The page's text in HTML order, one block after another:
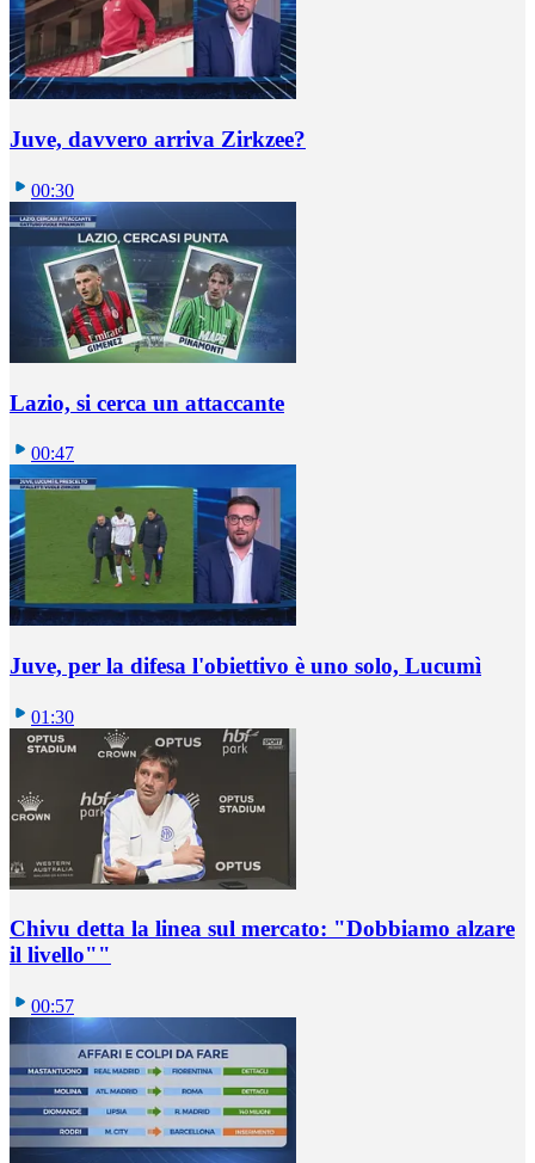
Juve, davvero arriva Zirkzee?
00:30
Lazio, si cerca un attaccante
00:47
Juve, per la difesa l'obiettivo è uno solo, Lucumì
01:30
Chivu detta la linea sul mercato: "Dobbiamo alzare
il livello""
00:57